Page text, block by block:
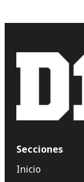
Secciones
Inicio